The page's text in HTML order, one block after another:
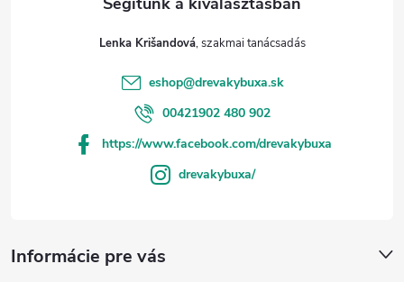
Lenka Krišandová
eshop@drevakybuxa.sk
00421902 480 902
https://www.facebook.com/drevakybuxa
drevakybuxa/
Informácie pre vás